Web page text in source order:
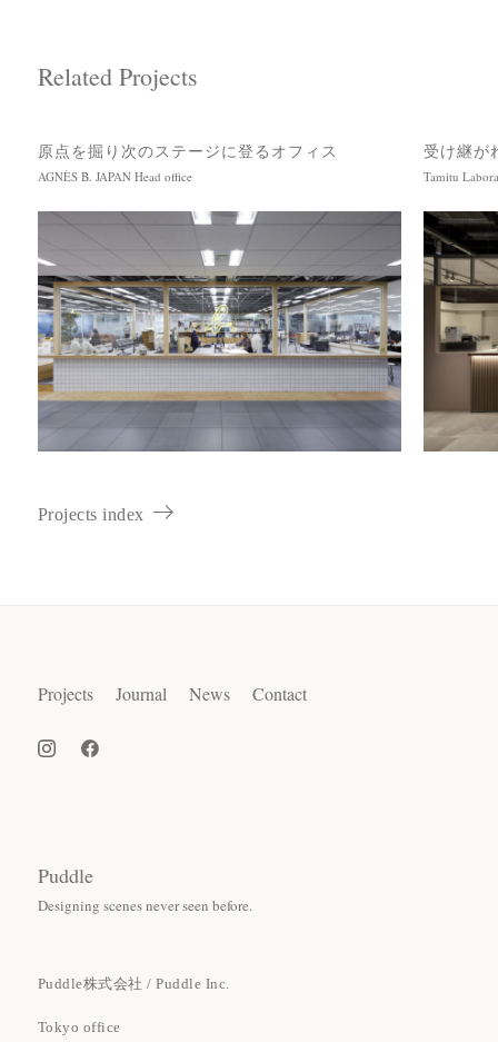
Related Projects
原点を掘り次のステージに登るオフィス
AGNÈS B. JAPAN Head office
受け継が
Tamitu
Projects index
Puddle
Designing scenes never seen before.
Puddle株式会社 / Puddle Inc.
Tokyo office
Projects Journal News Contact